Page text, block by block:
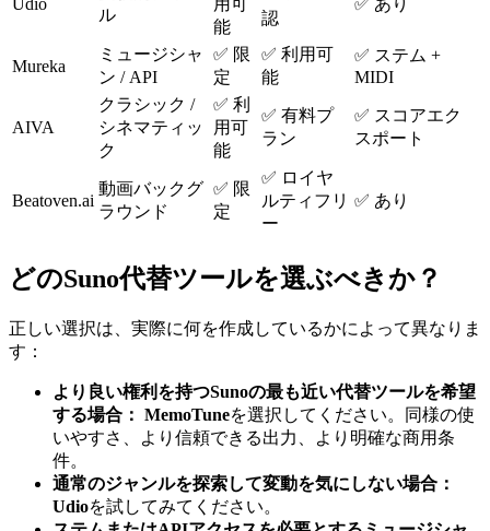
Udio
ル
用可
能
認
✅ あり
Mureka
ミュージシャ
ン / API
✅ 限
定
✅ 利用可
能
✅ ステム +
MIDI
AIVA
クラシック /
シネマティッ
ク
✅ 利
用可
能
✅ 有料プ
ラン
✅ スコアエク
スポート
Beatoven.ai
動画バックグ
ラウンド
✅ 限
定
✅ ロイヤ
ルティフリ
ー
✅ あり
どのSuno代替ツールを選ぶべきか？
正しい選択は、実際に何を作成しているかによって異なりま
す：
より良い権利を持つSunoの最も近い代替ツールを希望
する場合： MemoTuneを選択してください。同様の使
いやすさ、より信頼できる出力、より明確な商用条
件。
通常のジャンルを探索して変動を気にしない場合：
Udioを試してみてください。